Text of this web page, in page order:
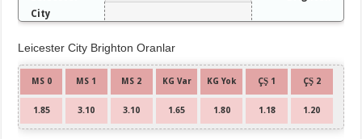
City
Leicester City Brighton Oranlar
MS 0 MS 1 MS 2 KG Var KG Yok ÇŞ 1 ÇŞ 2
1.85 3.10 3.10 1.65 1.80 1.18 1.20